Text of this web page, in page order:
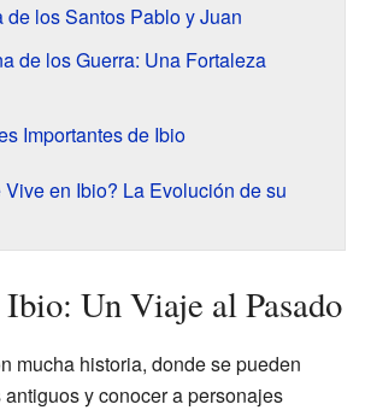
de los Santos Pablo y Juan
de los Guerra: Una Fortaleza
Importantes de Ibio
en Ibio? La Evolución de su
Un Viaje al Pasado
mucha historia, donde se pueden
y conocer a personajes